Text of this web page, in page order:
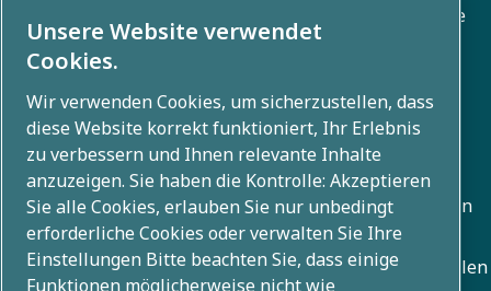
Meldesystem für Menschenrechts- und Umweltverstöße
(SpeakUp)
Über uns
Die Atlas Copco Group entwickelt innovative Lösungen in
allen Geschäftsbereichen, darunter Luftkompression,
Vakuum, Industrie und Energietechnik. Mit einem globalen
Unsere Website verwendet
Cookies.
Wir verwenden Cookies, um sicherzustellen, dass
diese Website korrekt funktioniert, Ihr Erlebnis
zu verbessern und Ihnen relevante Inhalte
anzuzeigen. Sie haben die Kontrolle: Akzeptieren
Sie alle Cookies, erlauben Sie nur unbedingt
erforderliche Cookies oder verwalten Sie Ihre
Einstellungen Bitte beachten Sie, dass einige
Funktionen möglicherweise nicht wie